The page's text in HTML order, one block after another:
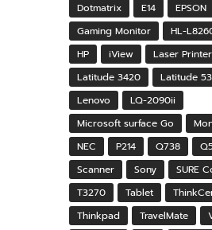
Dotmatrix
E14 EPSON
Gaming Monitor
HL-
HP
iView
Laser Printer
Latitude 3420
Latitude
Lenovo
LQ-2090ii
Microsoft surface Go
NEC
P214 Q738
Scanner
Sony
SURE
T3270
Tablet
Thinkpad
TravelMate